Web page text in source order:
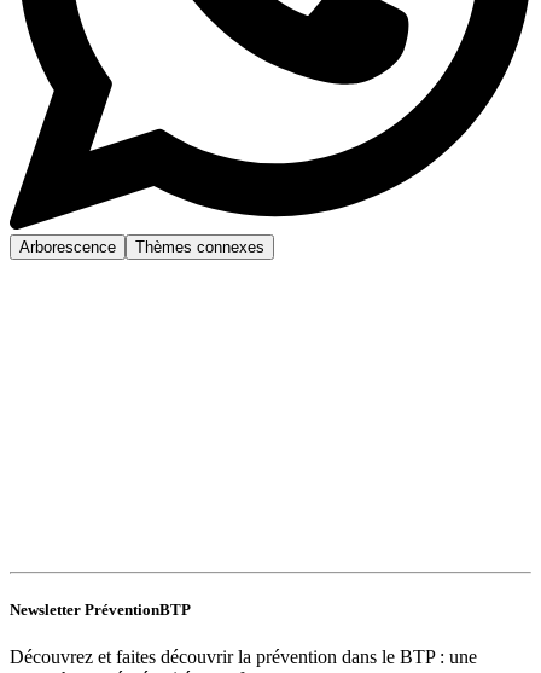
Arborescence Thèmes connexes
Newsletter PréventionBTP
Découvrez et faites découvrir la prévention dans le BTP : une